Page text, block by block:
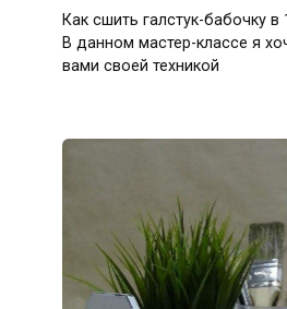
Как сшить галстук-бабочку
В данном мастер-классе я
вами своей техникой